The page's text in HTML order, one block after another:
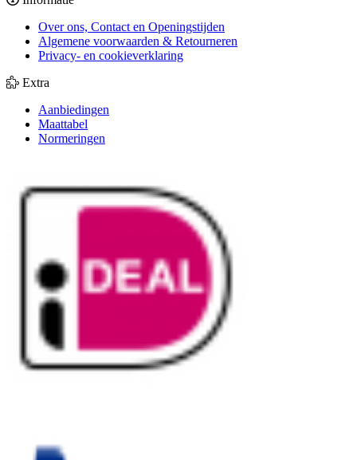
Over ons, Contact en Openingstijden
Algemene voorwaarden & Retourneren
Privacy- en cookieverklaring
Extra
Aanbiedingen
Maattabel
Normeringen